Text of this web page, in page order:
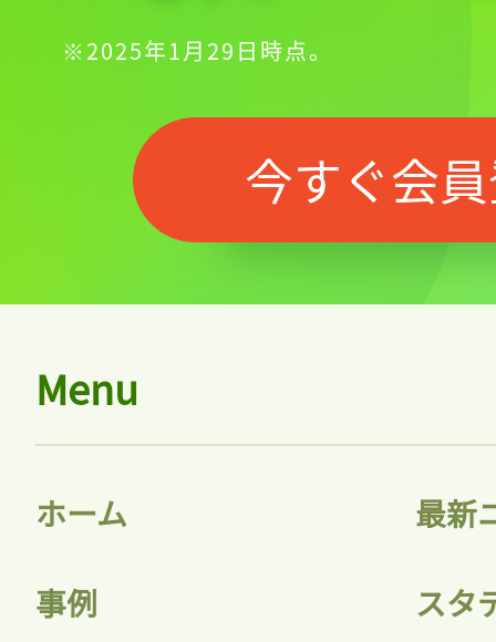
※2025年1月29日時点。
今すぐ会
Menu
ホーム 最新
事例 スタ